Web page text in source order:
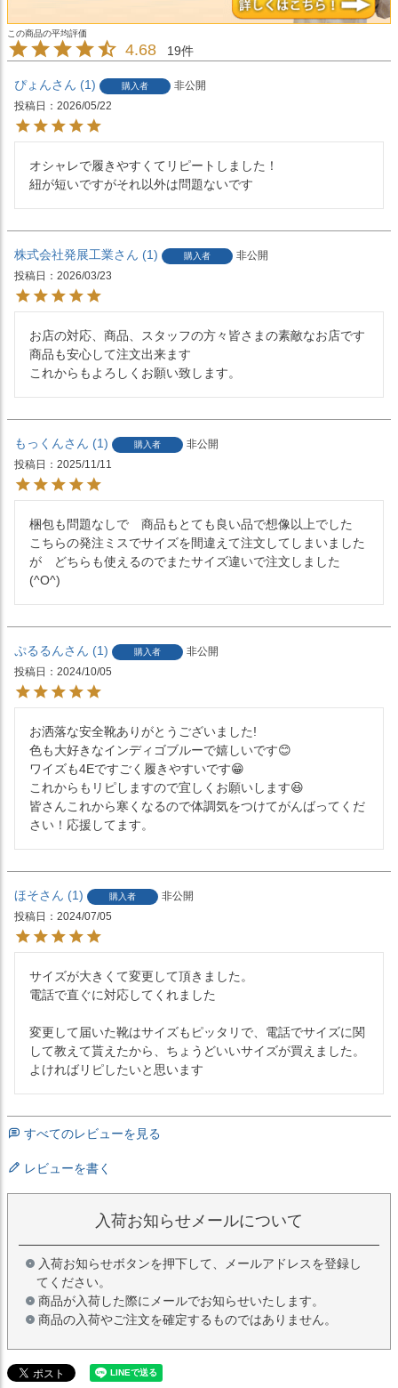
4.68 19
ぴょん 1 購入者
非公開
投稿日
2026/05/22
オシャレで履きやすくてリピートしました！
紐が短いですがそれ以外は問題ないです
株式会社発展工業 1 購入者
非公開
投稿日
2026/03/23
お店の対応、商品、スタッフの方々皆さまの素敵なお店です
商品も安心して注文出来ます
これからもよろしくお願い致します。
もっくん 1 購入者
非公開
投稿日
2025/11/11
梱包も問題なしで　商品もとても良い品で想像以上でした
こちらの発注ミスでサイズを間違えて注文してしまいました
が　どちらも使えるのでまたサイズ違いで注文しました
(^O^)
ぷるるん 1 購入者
非公開
投稿日
2024/10/05
お洒落な安全靴ありがとうございました!
色も大好きなインディゴブルーで嬉しいです😊
ワイズも4Eですごく履きやすいです😁
これからもリピしますので宜しくお願いします😆
皆さんこれから寒くなるので体調気をつけてがんばってくだ
さい！応援してます。
ほそ 1 購入者
非公開
投稿日
2024/07/05
サイズが大きくて変更して頂きました。
電話で直ぐに対応してくれました
変更して届いた靴はサイズもピッタリで、電話でサイズに関
して教えて貰えたから、ちょうどいいサイズが買えました。
よければリピしたいと思います
すべてのレビューを見る
レビューを書く
入荷お知らせメールについて
入荷お知らせボタンを押下して、メールアドレスを登録し
てください。
商品が入荷した際にメールでお知らせいたします。
商品の入荷やご注文を確定するものではありません。